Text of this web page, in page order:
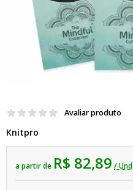
Avaliar produto
Knitpro
a partir de R$ 82,89 / Und